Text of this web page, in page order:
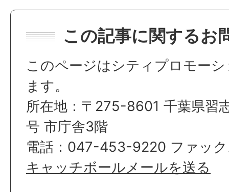
この記事に関するお
このページはシティプロモー
ます。
所在地：〒275-8601 千葉県習
号 市庁舎3階
電話：047-453-9220 ファッ
キャッチボールメールを送る